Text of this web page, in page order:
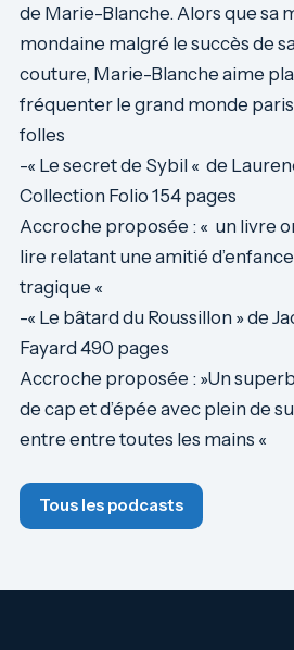
de Marie-Blanche. Alors que sa
mondaine malgré le succès de
couture, Marie-Blanche aime
fréquenter le grand monde
folles
-« Le secret de Sybil « de
Collection Folio 154 pages
Accroche proposée : « un livre
lire relatant une amitié
tragique «
-« Le bâtard du Roussillon » de
Fayard 490 pages
Accroche proposée : »Un
de cap et d’épée avec plein de
entre entre toutes les mains «
Tous les podcasts